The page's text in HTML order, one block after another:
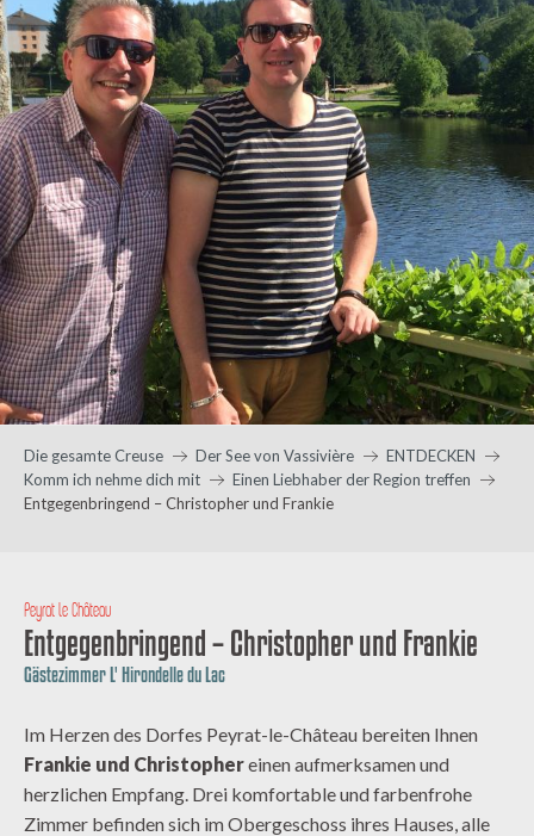
Die gesamte Creuse Der See von Vassivière
ENTDECKEN
Komm ich nehme dich mit
Einen Liebhaber der Region treffen
Entgegenbringend – Christopher und Frankie
Peyrat le Château
Entgegenbringend – Christopher und Frankie
Gästezimmer L' Hirondelle du Lac
Im Herzen des Dorfes Peyrat-le-Château bereiten Ihnen
Frankie und Christophereinen aufmerksamen und
herzlichen Empfang. Drei komfortable und farbenfrohe
Zimmer befinden sich im Obergeschoss ihres Hauses, alle